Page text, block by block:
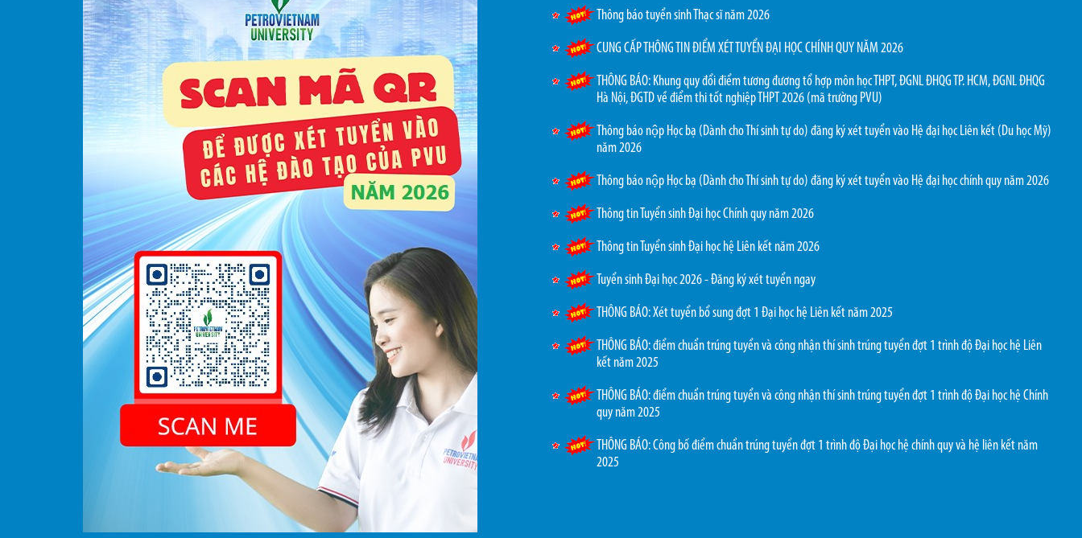
Thông báo tuyển sinh Thạc sĩ năm 2026
CUNG CẤP THÔNG TIN ĐIỂM XÉT TUYỂN ĐẠI HỌC CHÍNH QUY NĂM 2026
THÔNG BÁO: Khung quy đổi điểm tương đương tổ hợp môn học THPT, ĐGNL ĐHQG TP. HCM, ĐGNL ĐHQG
Hà Nội, ĐGTD về điểm thi tốt nghiệp THPT 2026 (mã trường PVU)
Thông báo nộp Học bạ (Dành cho Thí sinh tự do) đăng ký xét tuyển vào Hệ đại học Liên kết (Du học Mỹ)
năm 2026
Thông báo nộp Học bạ (Dành cho Thí sinh tự do) đăng ký xét tuyển vào Hệ đại học chính quy năm 2026
Thông tin Tuyển sinh Đại học Chính quy năm 2026
Thông tin Tuyển sinh Đại học hệ Liên kết năm 2026
Tuyển sinh Đại học 2026 - Đăng ký xét tuyển ngay
THÔNG BÁO: Xét tuyển bổ sung đợt 1 Đại học hệ Liên kết năm 2025
THÔNG BÁO: điểm chuẩn trúng tuyển và công nhận thí sinh trúng tuyển đợt 1 trình độ Đại học hệ Liên
kết năm 2025
THÔNG BÁO: điểm chuẩn trúng tuyển và công nhận thí sinh trúng tuyển đợt 1 trình độ Đại học hệ Chính
quy năm 2025
THÔNG BÁO: Công bố điểm chuẩn trúng tuyển đợt 1 trình độ Đại học hệ chính quy và hệ liên kết năm
2025